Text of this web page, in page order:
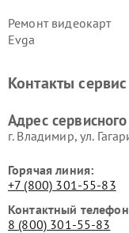
Ремонт видеокарт
Evga
Контакты
Адрес
г. Владимир, ул.
Горячая линия:
+7 (800) 301-55-83
Контактный
8 (800) 301-55-83